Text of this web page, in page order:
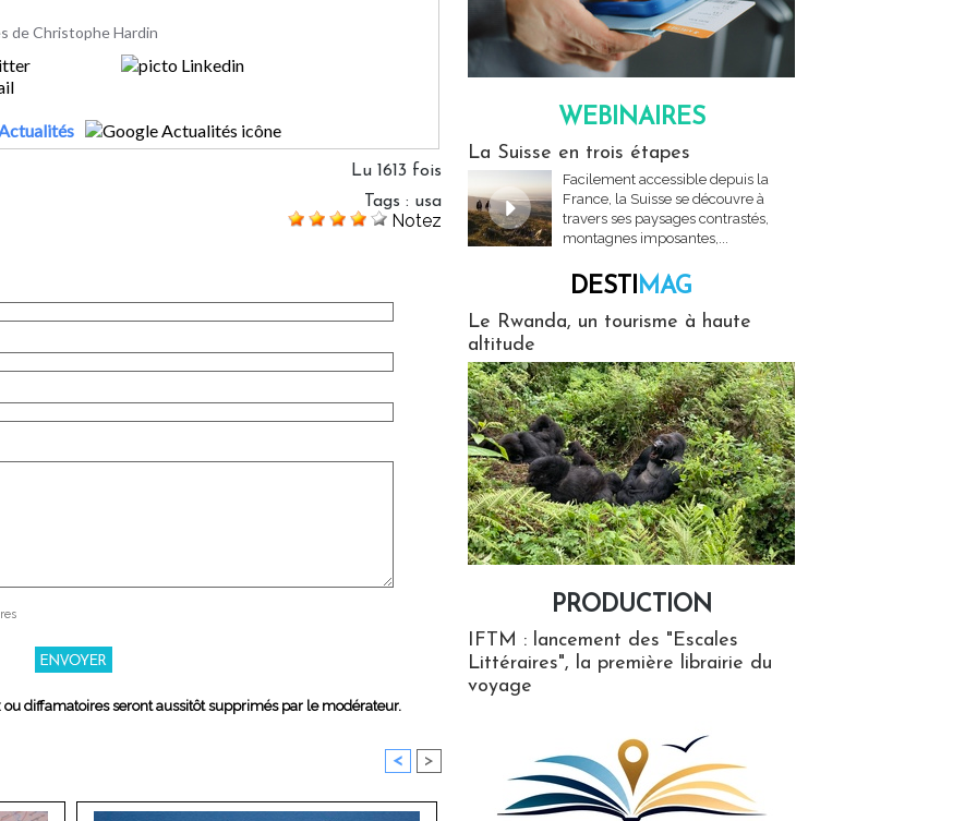
de Christophe Hardin
Lu 1613 fois
Tags : usa
Notez
diffamatoires seront aussitôt supprimés par le modérateur.
< >
WEBINAIRES
La Suisse en trois étapes
Facilement accessible depuis la
France, la Suisse se découvre à
travers ses paysages contrastés,
montagnes imposantes,...
DESTIMAG
Le Rwanda, un tourisme à haute
altitude
PRODUCTION
IFTM : lancement des "Escales
Littéraires", la première librairie du
voyage